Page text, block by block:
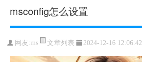
msconfig怎么设置
网友:ms 文章列表 2024-12-16 12:06:42